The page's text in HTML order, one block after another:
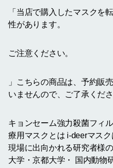
「当店で購入したマスクを
性があります。
ご注意ください。
」こちらの商品は、予約販
いませんので、ご了承くださ
キョンセーム強力殺菌フィ
療用マスクとは i-deerマス
現場に出向かれる研究者様
大学・京都大学・ 国内動物